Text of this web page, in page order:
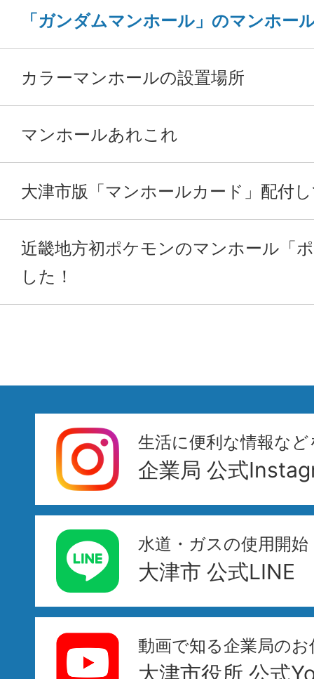
「ガンダムマンホール」のマンホー
カラーマンホールの設置場所
マンホールあれこれ
大津市版「マンホールカード」配付
近畿地方初ポケモンのマンホール「
した！
生活に便利な情報な
企業局 公式
水道・ガスの使用開
大津市 公式LINE
動画で知る企業局のお
大津市役所 公式